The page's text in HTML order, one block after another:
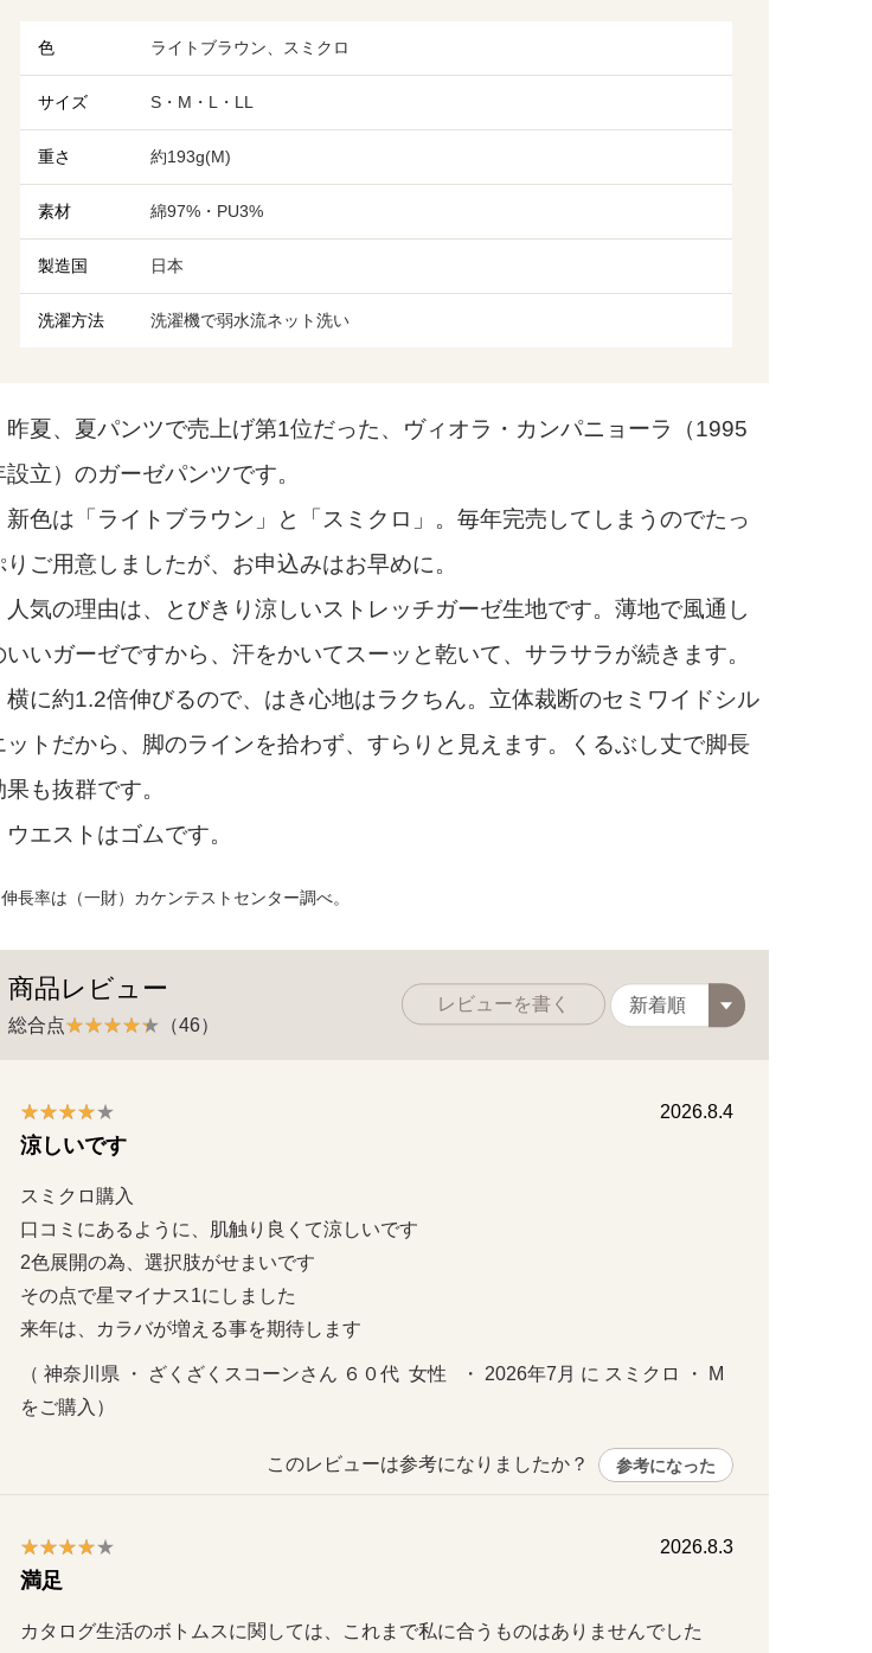
色 ライトブラウン、スミクロ
サイズ S・M・L・LL
重さ 約193g(M)
素材 綿97%・PU3%
製造国 日本
洗濯方法 洗濯機で弱水流ネット洗い
夏、夏パンツで売上げ第1位だった、ヴィオラ・カンパニョーラ（1995
設立）のガーゼパンツです。
色は「ライトブラウン」と「スミクロ」。毎年完売してしまうのでたっ
りご用意しましたが、お申込みはお早めに。
気の理由は、とびきり涼しいストレッチガーゼ生地です。薄地で風通し
いいガーゼですから、汗をかいてスーッと乾いて、サラサラが続きます。
に約1.2倍伸びるので、はき心地はラクちん。立体裁断のセミワイドシル
ットだから、脚のラインを拾わず、すらりと見えます。くるぶし丈で脚長
果も抜群です。
エストはゴムです。
長率は（一財）カケンテストセンター調べ。
商品レビュー
総合点 （46）
レビューを書く
2026.8.4
涼しいです
スミクロ購入
口コミにあるように、肌触り良くて涼しいです
2色展開の為、選択肢がせまいです
その点で星マイナス1にしました
来年は、カラバが増える事を期待します
（ 神奈川県 ・ ざくざくスコーンさん ６０代  女性   ・ 2026年7月 に スミクロ ・ M
をご購入）
このレビューは参考になりましたか？ 参考になった
2026.8.3
満足
カタログ生活のボトムスに関しては、これまで私に合うものはありませんでした